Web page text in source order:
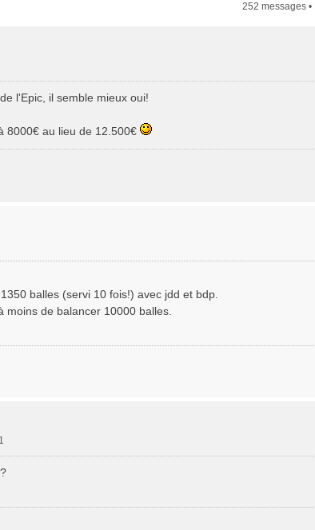
252 messages •
l'Epic, il semble mieux oui!
8000€ au lieu de 12.500€
balles (servi 10 fois!) avec jdd et bdp.
de balancer 10000 balles.